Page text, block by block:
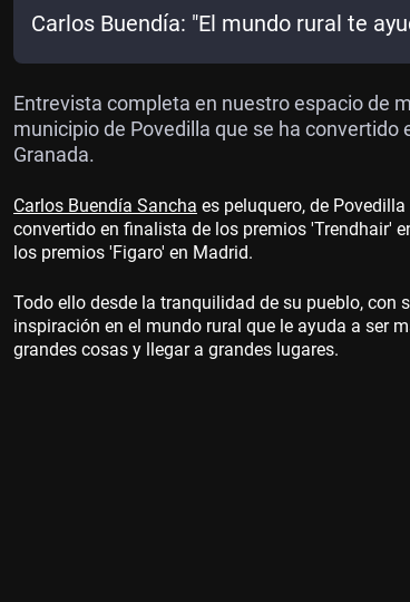
Carlos Buendía: "El mundo rural te
Entrevista completa en nuestro espacio de
municipio de Povedilla que se ha convertido
Granada.
Carlos Buendía Sancha es peluquero, de
convertido en finalista de los premios 'Trendhair'
los premios 'Figaro' en Madrid.
Todo ello desde la tranquilidad de su pueblo, con
inspiración en el mundo rural que le ayuda a ser
grandes cosas y llegar a grandes lugares.